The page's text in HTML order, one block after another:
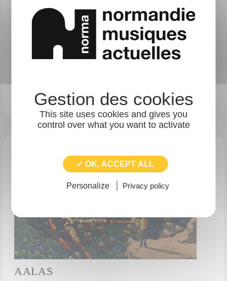
A DRIFT
AALAS
This site uses cookies and gives you
control over what you want to activate
✓ OK, ACCEPT ALL
Personalize Privacy policy